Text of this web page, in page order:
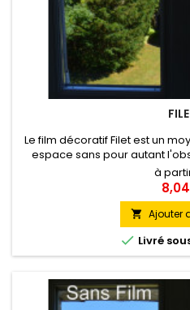
Le film décoratif Filet est un
espace sans pour autant
élégant, ressemblant à un
protéger des regards et
d’intimité dans une
associant
à
 Ajouter
 Livré